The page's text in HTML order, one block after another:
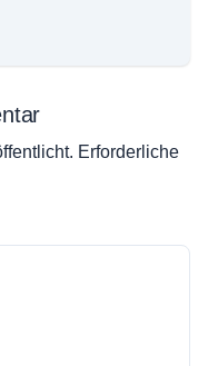
Erforderliche